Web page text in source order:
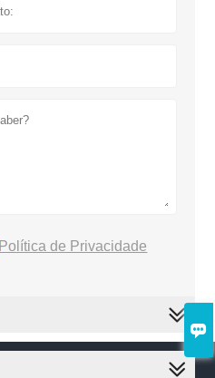

Política de Privacidade